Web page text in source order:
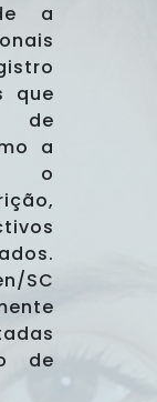
a
que
de
a
o
SC
de